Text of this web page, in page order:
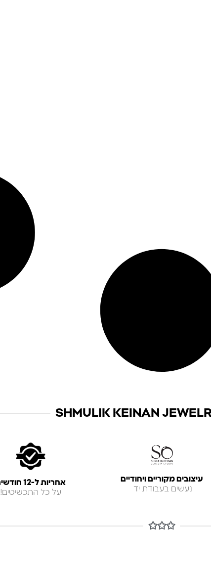
SHMULIK KEINAN
עיצובים מקוריים ויחודיים
נעשים בעבודת יד
אחריות ל-12 חודשים
על כל התכשיטים!
✩✩✩